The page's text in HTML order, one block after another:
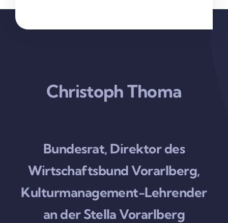
Christoph Thoma
Bundesrat, Direktor des
Wirtschaftsbund Vorarlberg,
Kulturmanagement-Lehrender
an der Stella Vorarlberg